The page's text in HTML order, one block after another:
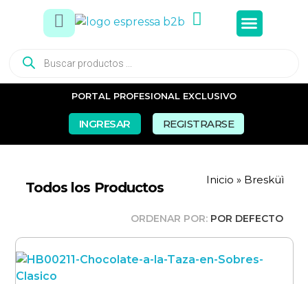
PORTAL PROFESIONAL EXCLUSIVO
INGRESAR REGISTRARSE
Inicio » Bresküì
Todos los Productos
ORDENAR POR: POR DEFECTO